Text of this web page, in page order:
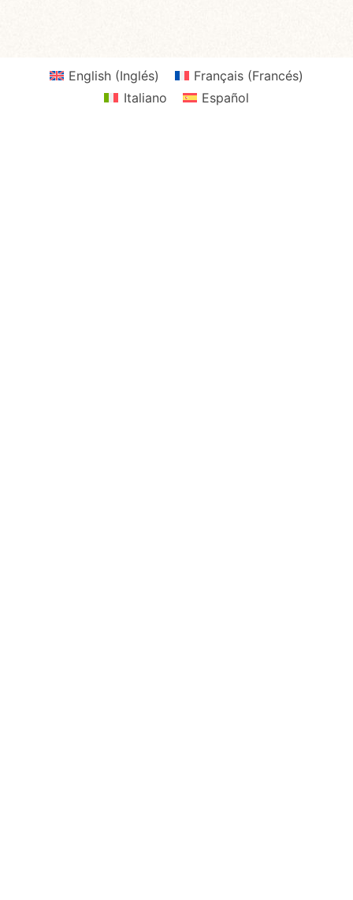
English (Inglés) Français (Francés)
Italiano
Español